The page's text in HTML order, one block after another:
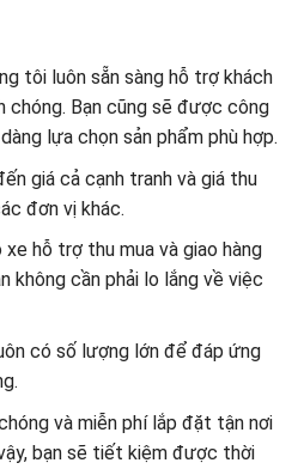
tôi luôn sẵn sàng hỗ trợ khách
chóng. Bạn cũng sẽ được công
lựa chọn sản phẩm phù hợp.
giá cả cạnh tranh và giá thu
đơn vị khác.
hỗ trợ thu mua và giao hàng
không cần phải lo lắng về việc
có số lượng lớn để đáp ứng
và miễn phí lắp đặt tận nơi
bạn sẽ tiết kiệm được thời